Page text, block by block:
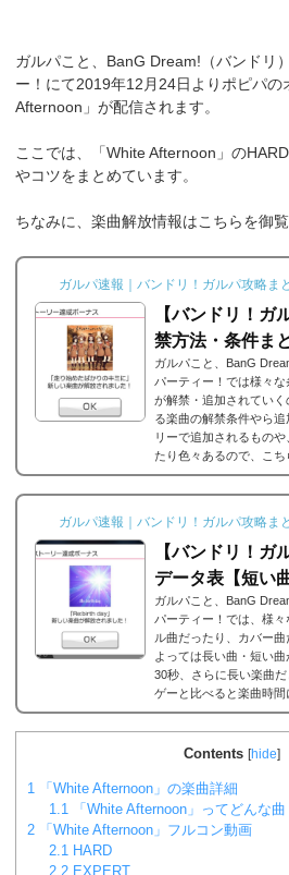
ガルパこと、BanG Dream!（バンドリ
ー！にて2019年12月24日よりポピパの
Afternoon」が配信されます。
ここでは、「White Afternoon」の
やコツをまとめています。
ちなみに、楽曲解放情報はこちらを御覧
ガルパ速報｜バンドリ！ガルパ攻略ま
【バンドリ！ガ
禁方法・条件ま
ガルパこと、BanG
パーティー！では様々
が解禁・追加されてい
る楽曲の解禁条件やら
リーで追加されるもの
たり色々あるので、こ
ンドリ/ガルパの楽曲の
ンドリ/ガルパに於ける
り、いろいろな条件があ
ガルパ速報｜バンドリ！ガルパ攻略ま
【バンドリ！ガ
データ表【短い
ガルパこと、BanG
パーティー！では、様
ル曲だったり、カバー
よっては長い曲・短い
30秒、さらに長い楽曲
ゲーと比べると楽曲時
ガルパに登場する楽曲
ベント周回におすすめの
別スコア効率表(協力ラ
Contents [hide]
1 「White Afternoon」の楽曲詳細
1.1 「White Afternoon」ってどんな曲
2 「White Afternoon」フルコン動画
2.1 HARD
2.2 EXPERT